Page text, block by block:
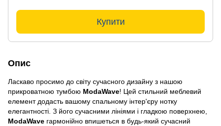
Купити
Опис
Ласкаво просимо до світу сучасного дизайну з нашою
прикроватною тумбою ModaWave! Цей стильний меблевий
елемент додасть вашому спальному інтер'єру нотку
елегантності. З його сучасними лініями і гладкою поверхнею,
ModaWave гармонійно впишеться в будь-який сучасний